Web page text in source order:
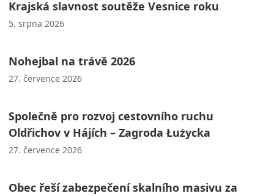
Krajská slavnost soutěže Vesnice roku
5. srpna 2026
Nohejbal na trávě 2026
27. července 2026
Společně pro rozvoj cestovního ruchu
Oldřichov v Hájích – Zagroda Łużycka
27. července 2026
Obec řeší zabezpečení skalního masivu za